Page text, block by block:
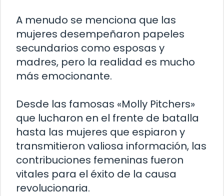
A menudo se menciona que las
mujeres desempeñaron papeles
secundarios como esposas y
madres, pero la realidad es mucho
más emocionante.
Desde las famosas «Molly Pitchers»
que lucharon en el frente de batalla
hasta las mujeres que espiaron y
transmitieron valiosa información, las
contribuciones femeninas fueron
vitales para el éxito de la causa
revolucionaria.